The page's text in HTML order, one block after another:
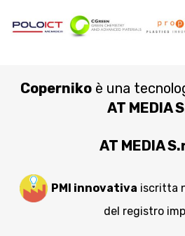
Copernikoè una
AT MEDIA
AT MEDIA
PMI innovativa iscritta
del registro